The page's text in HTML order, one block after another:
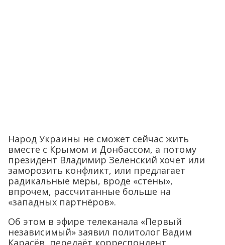
Народ Украины не сможет сейчас жить
вместе с Крымом и Донбассом, а потому
президент Владимир Зеленский хочет или
заморозить конфликт, или предлагает
радикальные меры, вроде «стены»,
впрочем, рассчитанные больше на
«западных партнёров».
Об этом в эфире телеканала «Первый
независимый» заявил политолог Вадим
Карасёв, передаёт корреспондент